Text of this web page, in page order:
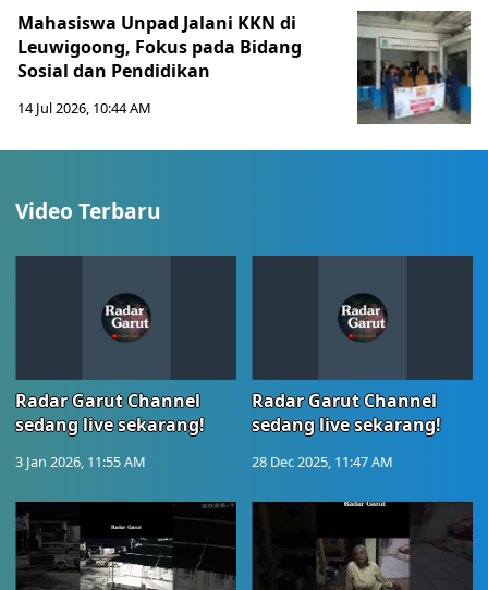
Mahasiswa Unpad Jalani KKN di
Leuwigoong, Fokus pada Bidang
Sosial dan Pendidikan
14 Jul 2026, 10:44 AM
Video Terbaru
Radar Garut Channel
sedang live sekarang!
3 Jan 2026, 11:55 AM
Radar Garut Channel
sedang live sekarang!
28 Dec 2025, 11:47 AM